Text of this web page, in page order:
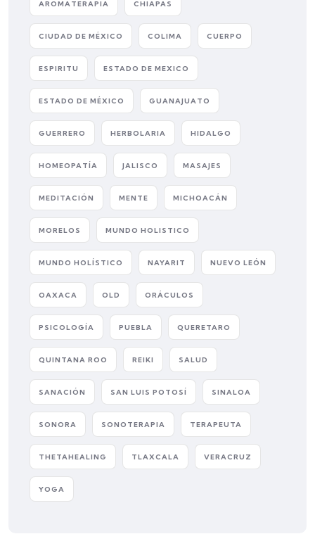
AROMATERAPIA CHIAPAS
CIUDAD DE MÉXICO COLIMA CUERPO
ESPIRITU ESTADO DE MEXICO
ESTADO DE MÉXICO GUANAJUATO
GUERRERO HERBOLARIA HIDALGO
HOMEOPATÍA JALISCO MASAJES
MEDITACIÓN MENTE MICHOACÁN
MORELOS MUNDO HOLISTICO
MUNDO HOLÍSTICO NAYARIT NUEVO LEÓN
OAXACA OLD ORÁCULOS
PSICOLOGÍA PUEBLA QUERETARO
QUINTANA ROO REIKI SALUD
SANACIÓN SAN LUIS POTOSÍ SINALOA
SONORA SONOTERAPIA TERAPEUTA
THETAHEALING TLAXCALA VERACRUZ
YOGA